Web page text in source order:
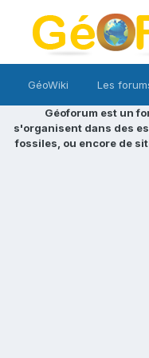
GéoWiki Les
Géoforum est un
s'organisent dans des
fossiles, ou encore de